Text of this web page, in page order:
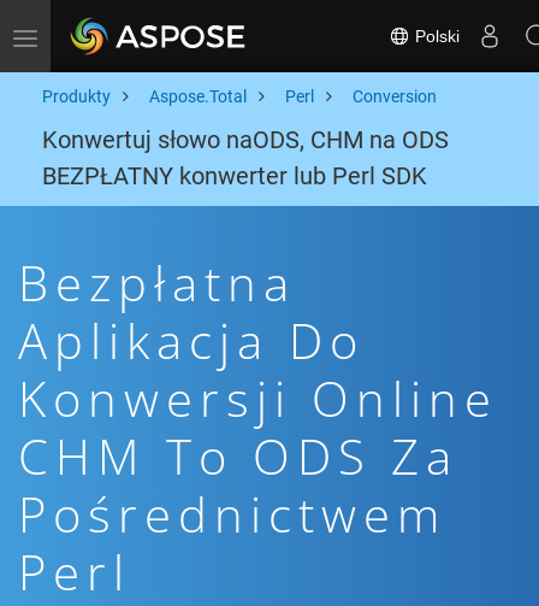
Toggle navigation Polski
Produkty Aspose.Total Perl Conversion
Konwertuj słowo naODS, CHM na ODS
BEZPŁATNY konwerter lub Perl SDK
Bezpłatna
Aplikacja Do
Konwersji Online
CHM To ODS Za
Pośrednictwem
Perl